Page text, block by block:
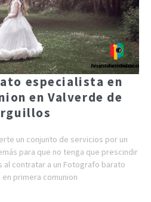
especialista en
en Valverde de
un conjunto de servicios por un
para que no tenga que prescindir
al contratar a un Fotografo barato
primera comunion